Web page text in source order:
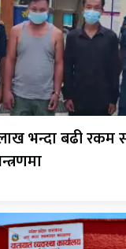
भन्दा बढी रकम